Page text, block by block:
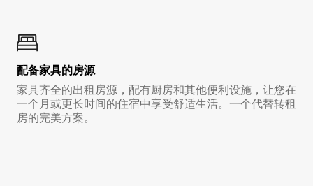
配备家具的房源
家具齐全的出租房源，配有厨房和其他便利设施，让您在
一个月或更长时间的住宿中享受舒适生活。一个代替转租
房的完美方案。